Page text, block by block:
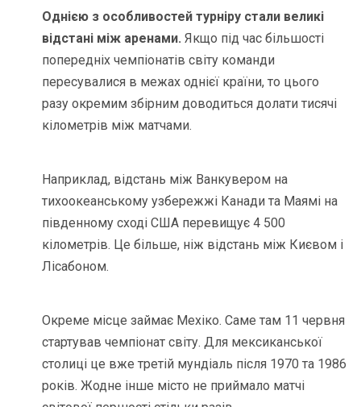
Однією з особливостей турніру стали великі
відстані між аренами. Якщо під час більшості
попередніх чемпіонатів світу команди
пересувалися в межах однієї країни, то цього
разу окремим збірним доводиться долати тисячі
кілометрів між матчами.
Наприклад, відстань між Ванкувером на
тихоокеанському узбережжі Канади та Маямі на
південному сході США перевищує 4 500
кілометрів. Це більше, ніж відстань між Києвом і
Лісабоном.
Окреме місце займає Мехіко. Саме там 11 червня
стартував чемпіонат світу. Для мексиканської
столиці це вже третій мундіаль після 1970 та 1986
років. Жодне інше місто не приймало матчі